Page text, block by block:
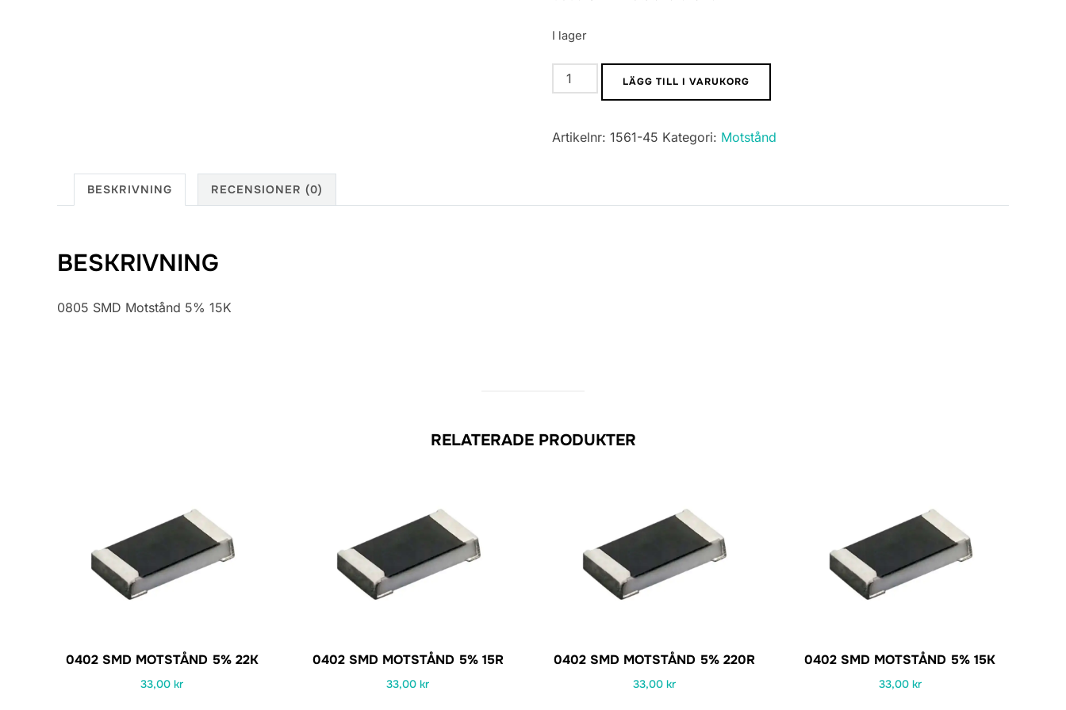
I lager
0805
SMD
5%
LÄGG TILL I VARUKORG
Artikelnr: 1561-45 Kategori: Motstånd
BESKRIVNING RECENSIONER (0)
BESKRIVNING
0805 SMD Motstånd 5% 15K
RELATERADE PRODUKTER
0402 SMD MOTSTÅND 5% 22K
33,00kr
0402 SMD MOTSTÅND 5% 15R
33,00kr
0402 SMD MOTSTÅND 5% 220R
33,00 kr
0402 SMD MOTSTÅND 5% 15K
33,00 kr